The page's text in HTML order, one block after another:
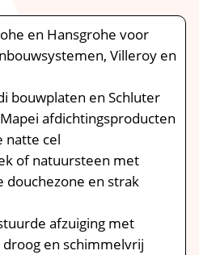
en Hansgrohe voor
Villeroy en
bouwplaten en Schluter
afdichtingsproducten
natte cel
of natuursteen met
douchezone en strak
afzuiging met
en schimmelvrij